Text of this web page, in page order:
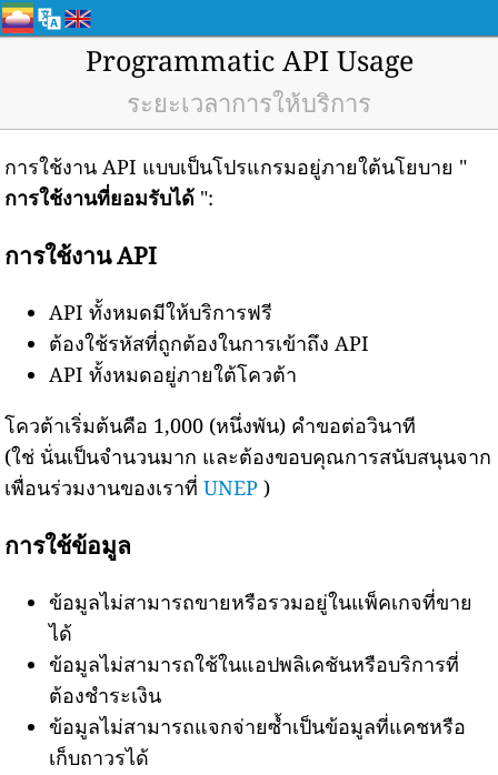
Programmatic API Usage
ระยะเวลาการให้บริการ
การใช้งาน API แบบเป็นโปรแกรมอยู่ภายใต้นโยบาย "
การใช้งานที่ยอมรับได้ ":
การใช้งาน API
API ทั้งหมดมีให้บริการฟรี
ต้องใช้รหัสที่ถูกต้องในการเข้าถึง API
API ทั้งหมดอยู่ภายใต้โควต้า
โควต้าเริ่มต้นคือ 1,000 (หนึ่งพัน) คำขอต่อวินาที
(ใช่ นั่นเป็นจำนวนมาก และต้องขอบคุณการสนับสนุนจาก
เพื่อนร่วมงานของเราที่UNEP )
การใช้ข้อมูล
ข้อมูลไม่สามารถขายหรือรวมอยู่ในแพ็คเกจที่ขาย
ได้
ข้อมูลไม่สามารถใช้ในแอปพลิเคชันหรือบริการที่
ต้องชำระเงิน
ข้อมูลไม่สามารถแจกจ่ายซ้ำเป็นข้อมูลที่แคชหรือ
เก็บถาวรได้